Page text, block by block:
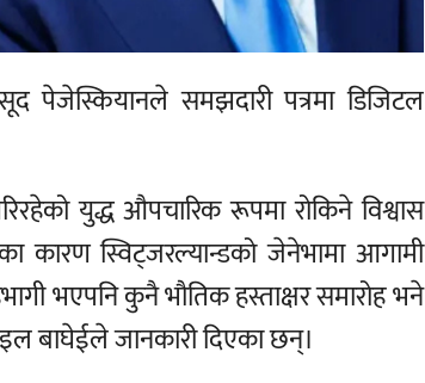
मसूद पेजेस्कियानले समझदारी पत्रमा डिजिटल
युद्ध औपचारिक रूपमा रोकिने विश्वास
कारण स्विट्जरल्यान्डको जेनेभामा आगामी
भएपनि कुनै भौतिक हस्ताक्षर समारोह भने
बाघेईले जानकारी दिएका छन्।